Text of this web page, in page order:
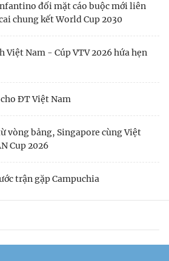
đối mặt cáo buộc mới liên
chung kết World Cup 2030
Việt Nam - Cúp VTV 2026 hứa hẹn
ĐT Việt Nam
vòng bảng, Singapore cùng Việt
Cup 2026
trận gặp Campuchia